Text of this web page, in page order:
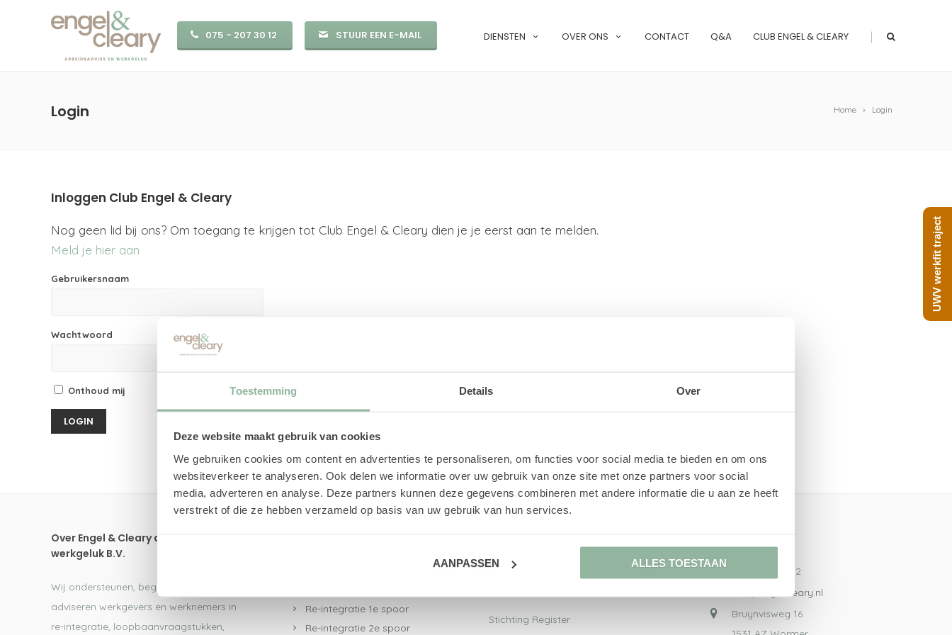
Toestemming Details Over
Deze website maakt gebruik van cookies
We gebruiken cookies om content en advertenties te personaliseren, om functies voor social media te bieden en om ons
websiteverkeer te analyseren. Ook delen we informatie over uw gebruik van onze site met onze partners voor social
media, adverteren en analyse. Deze partners kunnen deze gegevens combineren met andere informatie die u aan ze heeft
verstrekt of die ze hebben verzameld op basis van uw gebruik van hun services.
AANPASSEN ALLES TOESTAAN
075 - 207 30 12 STUUR EEN E-MAIL DIENSTEN OVER ONS CONTACT Q&A CLUB ENGEL & CLEARY |
Home Login
Login
Inloggen Club Engel & Cleary
Nog geen lid bij ons? Om toegang te krijgen tot Club Engel & Cleary dien je je eerst aan te melden.
Meld je hier aan
Gebruikersnaam
Wachtwoord
Onthoud mij
Over Engel & Cleary arbeidsadvies en
werkgeluk B.V.
Wij ondersteunen, begeleiden en
adviseren werkgevers en werknemers in
re-integratie, loopbaanvraagstukken,
Re-integratie 1e spoor
Re-integratie 2e spoor
Nederlandse Vereniging voor
Stichting Register
075 - 207 30 12
info@engelcleary.nl
Bruynvisweg 16
UWV werkfit traject